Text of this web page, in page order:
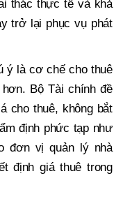
thác thực tế và khả
trở lại phục vụ phát
ý là cơ chế cho thuê
Bộ Tài chính đề
cho thuê, không bắt
định phức tạp như
đơn vị quản lý nhà
định giá thuê trong